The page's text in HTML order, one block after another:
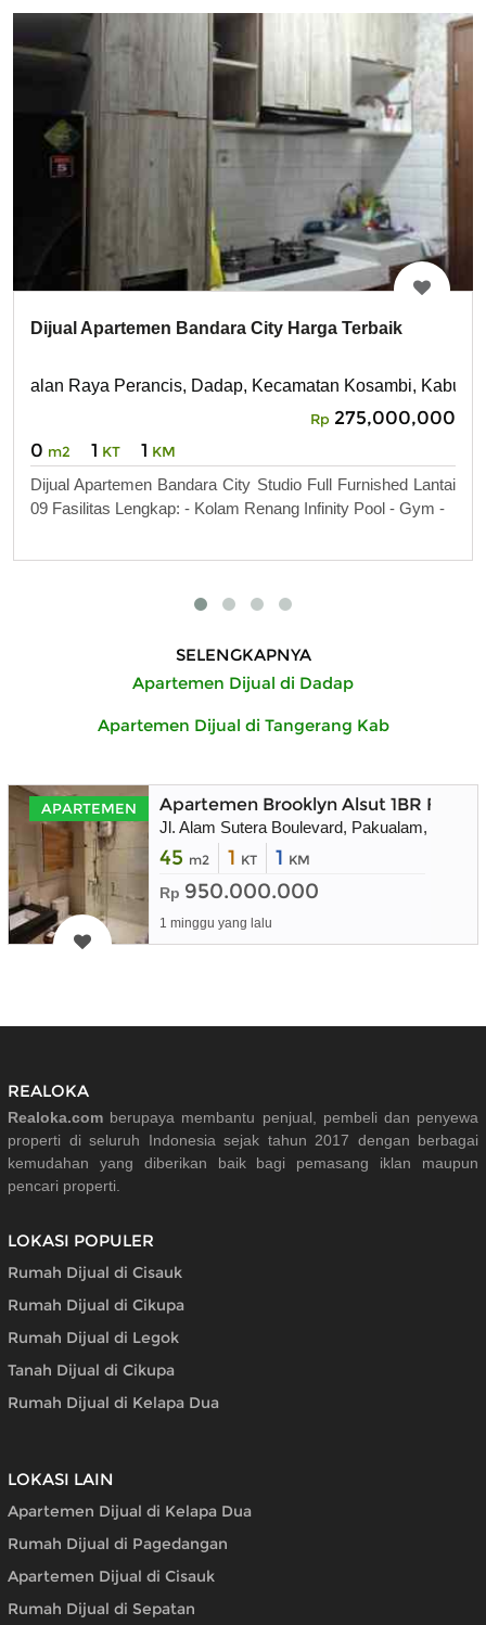
Dijual Apartemen Bandara City Harga Terbaik
alan Raya Perancis, Dadap, Kecamatan Kosambi,
Rp 275,000,000
0 m2 1 KT 1 KM
Dijual Apartemen Bandara City Studio Full Furnished Lantai
09 Fasilitas Lengkap: - Kolam Renang Infinity Pool - Gym -
SELENGKAPNYA
Apartemen Dijual di Dadap
Apartemen Dijual di Tangerang Kab
APARTEMEN Apartemen Brooklyn Alsut 1BR Full
Jl. Alam Sutera Boulevard, Pakualam, Kec.
45 m2 1 KT 1 KM
Rp 950.000.000
1 minggu yang lalu
REALOKA
Realoka.com berupaya membantu penjual, pembeli dan penyewa
properti di seluruh Indonesia sejak tahun 2017 dengan berbagai
kemudahan yang diberikan baik bagi pemasang iklan maupun
pencari properti.
LOKASI POPULER
Rumah Dijual di Cisauk
Rumah Dijual di Cikupa
Rumah Dijual di Legok
Tanah Dijual di Cikupa
Rumah Dijual di Kelapa Dua
LOKASI LAIN
Apartemen Dijual di Kelapa Dua
Rumah Dijual di Pagedangan
Apartemen Dijual di Cisauk
Rumah Dijual di Sepatan